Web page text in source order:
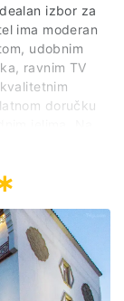
izbor za
ima moderan
udobnim
ravnim TV
doručku
Nalazimo se